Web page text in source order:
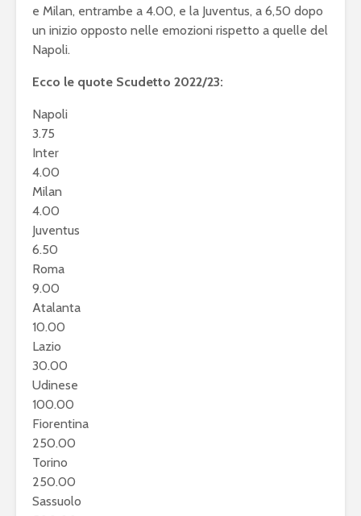
e Milan, entrambe a 4.00, e la Juventus, a 6,50 dopo
un inizio opposto nelle emozioni rispetto a quelle del
Napoli.
Ecco le quote Scudetto 2022/23:
Napoli
3.75
Inter
4.00
Milan
4.00
Juventus
6.50
Roma
9.00
Atalanta
10.00
Lazio
30.00
Udinese
100.00
Fiorentina
250.00
Torino
250.00
Sassuolo